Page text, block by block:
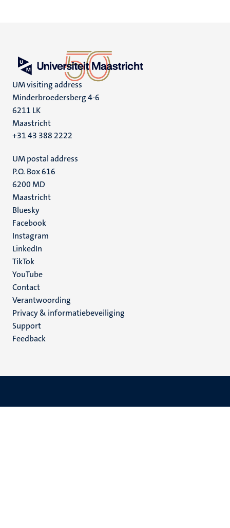
UM visiting address
Minderbroedersberg 4-6
6211 LK
Maastricht
+31 43 388 2222
UM postal address
P.O. Box 616
6200 MD
Maastricht
Social
media
Bluesky
Facebook
Instagram
LinkedIn
TikTok
YouTube
Menu
footer
(NL)
Contact
Verantwoording
Privacy & informatiebeveiliging
Support
Feedback